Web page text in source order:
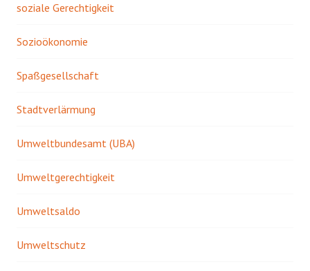
soziale Gerechtigkeit
Sozioökonomie
Spaßgesellschaft
Stadtverlärmung
Umweltbundesamt (UBA)
Umweltgerechtigkeit
Umweltsaldo
Umweltschutz